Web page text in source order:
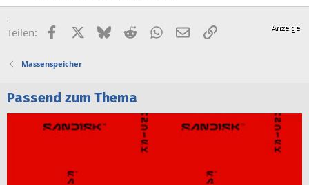
Teilen: FacebookX (Twitter)
BlueskyRedditWhatsApp
E-MailLink
Massenspeicher
Passend zum Thema